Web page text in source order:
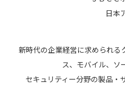
日本
新時代の企業経営に求められる
ス、モバイル、ソ
セキュリティー分野の製品・